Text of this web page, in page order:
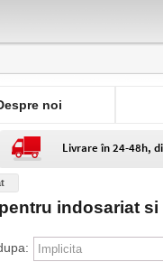
noi
Livrare în 24-48h,
indosariat si